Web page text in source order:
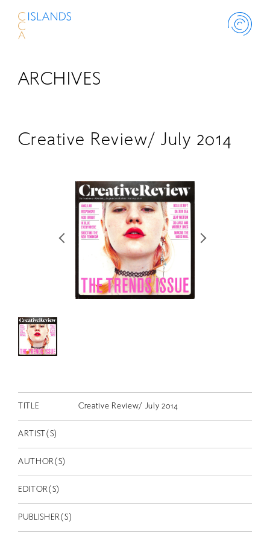
ABOUT
出演者
出版物
スカラシップ受賞者
CONTACT
JP
ARCHIVES
Creative Review/ July 2014
TITLE Creative Review/ July 2014
ARTIST(S)
AUTHOR(S)
EDITOR(S)
PUBLISHER(S)